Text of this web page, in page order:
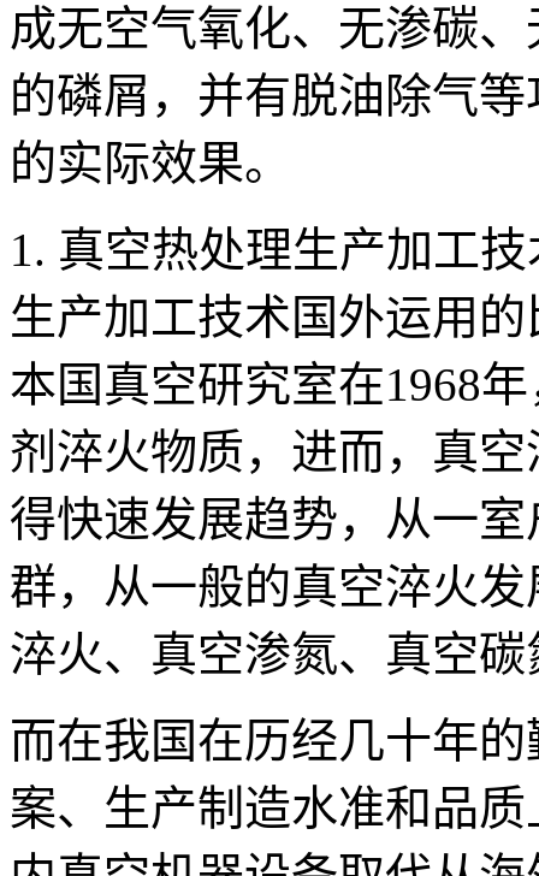
成无空气氧化、无渗碳
的磷屑，并有脱油除气
的实际效果。
1. 真空热处理生产加工
生产加工技术国外运用
本国真空研究室在1968
剂淬火物质，进而，真
得快速发展趋势，从一
群，从一般的真空淬火
淬火、真空渗氮、真空
而在我国在历经几十年
案、生产制造水准和品